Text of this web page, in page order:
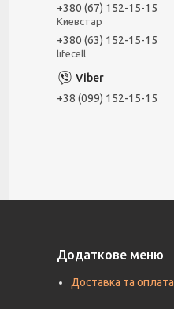
+380 (67) 152-15-15
Киевстар
+380 (63) 152-15-15
lifecell
+38 (099) 152-15-15
Додаткове меню
Доставка та оплата